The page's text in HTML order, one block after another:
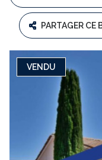
PARTAGER CE
VENDU